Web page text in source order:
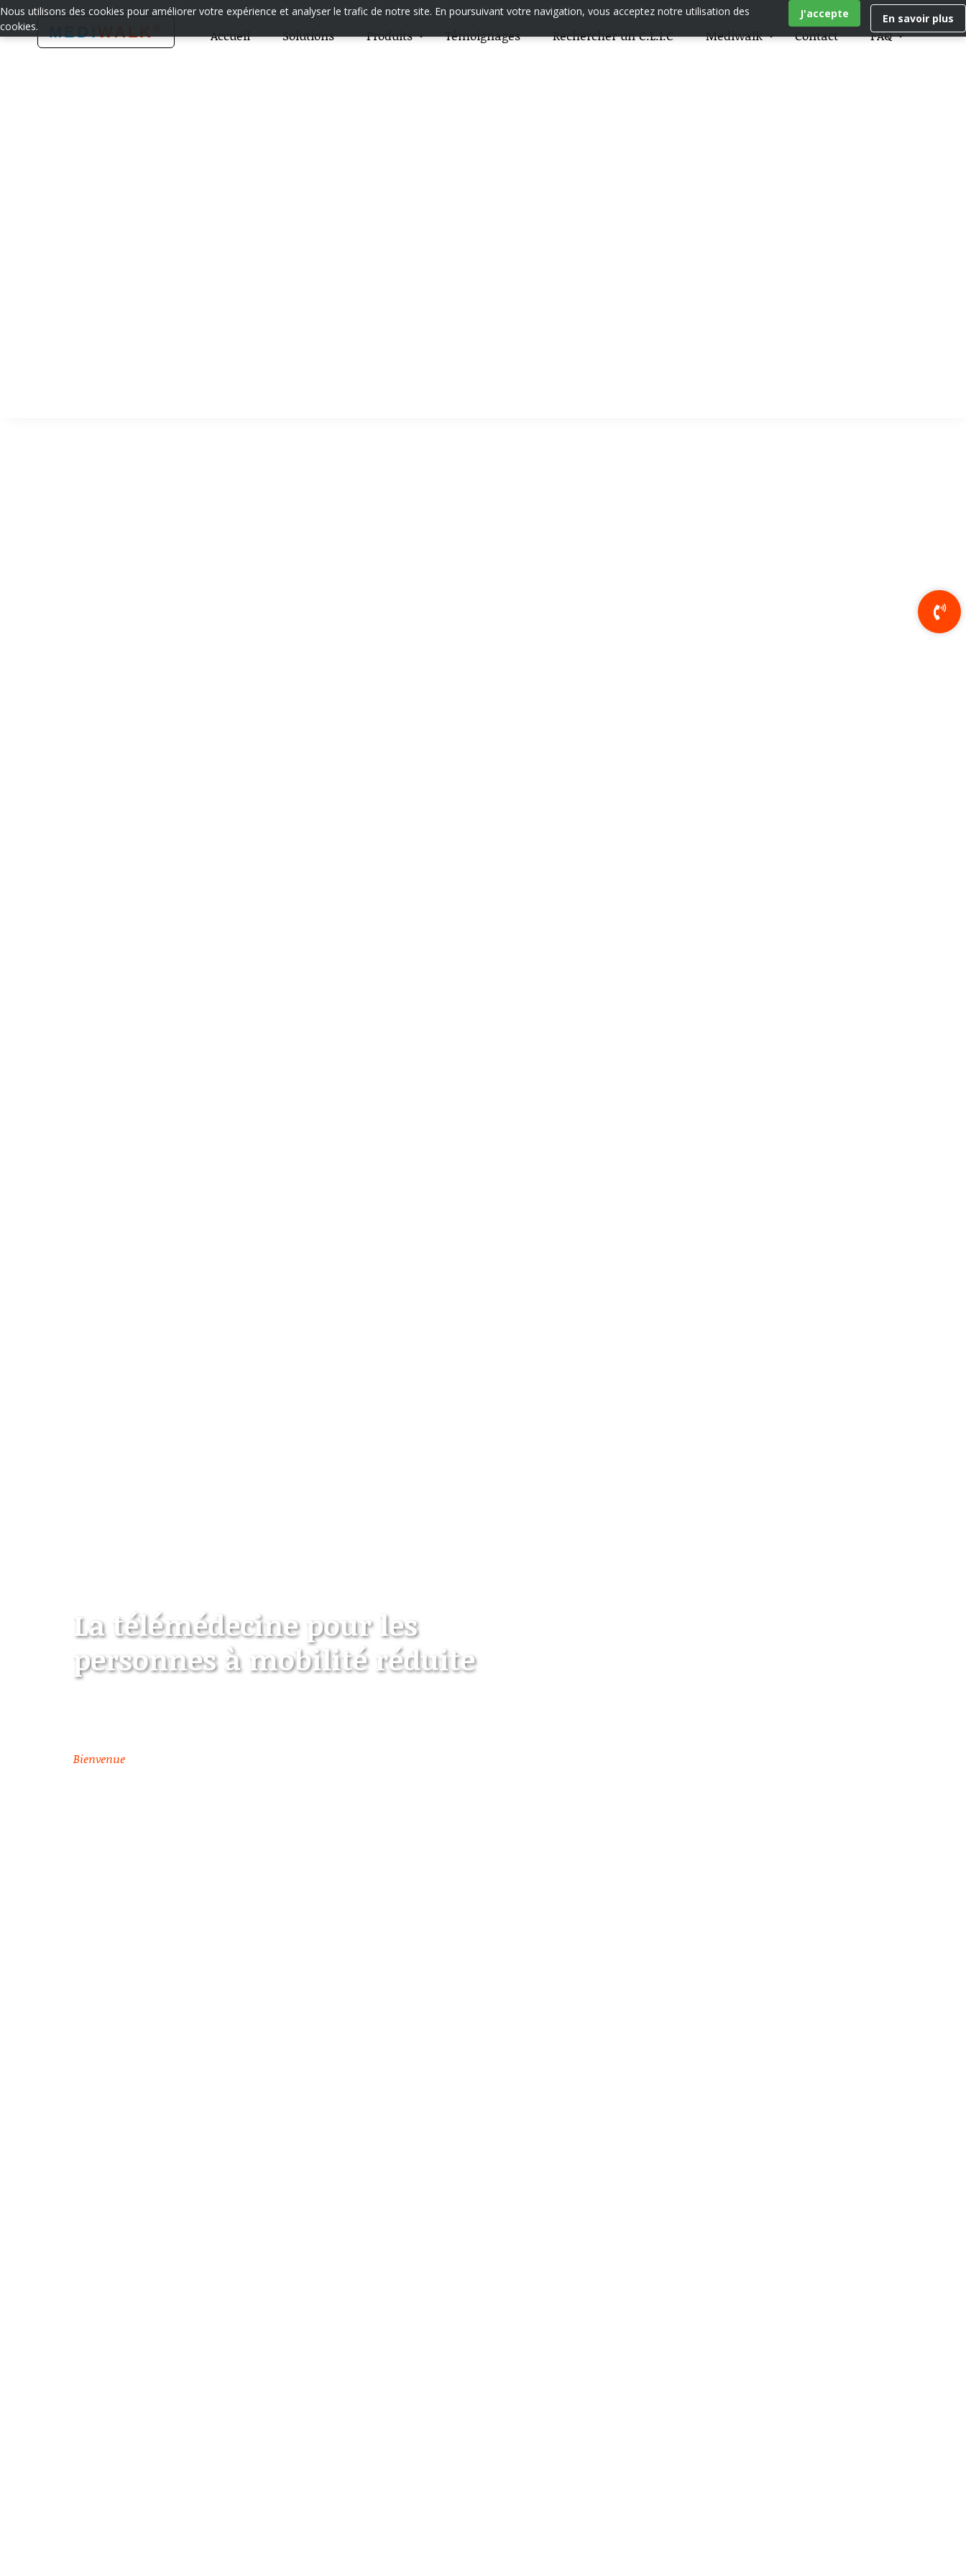
MEDIWALK Accueil Solutions Produits Témoignages Rechercher un C.L.I.C Mediwalk Contact FAQ
La télémédecine pour les
personnes à mobilité réduite
Bienvenue> Télémédecine
Nous utilisons des cookies pour améliorer votre expérience et analyser le trafic de notre site. En poursuivant votre navigation, vous acceptez notre utilisation des
cookies.
J'accepte En savoir plus